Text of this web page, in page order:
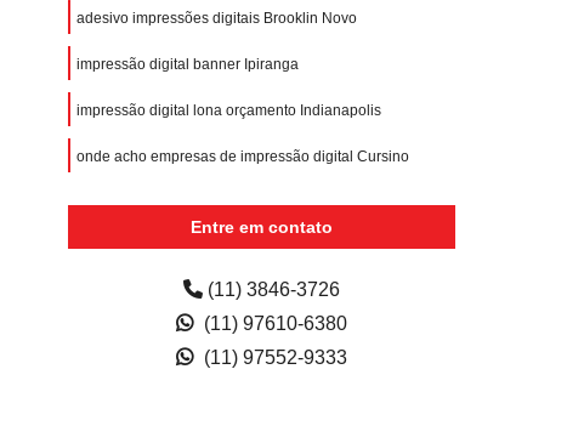
adesivo impressões digitais Brooklin Novo
impressão digital banner Ipiranga
impressão digital lona orçamento Indianapolis
onde acho empresas de impressão digital Cursino
Entre em contato
(11) 3846-3726
(11) 97610-6380
(11) 97552-9333